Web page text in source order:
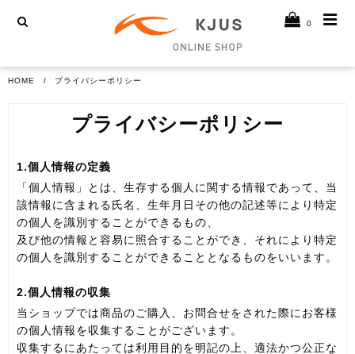
0
HOME プライバシーポリシー
プライバシーポリシー
1.個人情報の定義
「個人情報」とは、生存する個人に関する情報であって、当
該情報に含まれる氏名、生年月日その他の記述等により特定
の個人を識別することができるもの、
及び他の情報と容易に照合することができ、それにより特定
の個人を識別することができることとなるものをいいます。
2.個人情報の収集
当ショップでは商品のご購入、お問合せをされた際にお客様
の個人情報を収集することがございます。
収集するにあたっては利用目的を明記の上、適法かつ公正な